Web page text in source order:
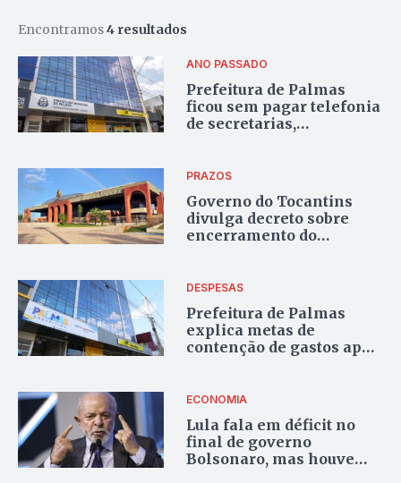
Encontramos4 resultados
ANO PASSADO
Prefeitura de Palmas
ficou sem pagar telefonia
de secretarias,
do prédio da ATCP
PRAZOS
Governo do Tocantins
divulga decreto sobre
encerramento do
DESPESAS
Prefeitura de Palmas
explica metas de
contenção de gastos após
ECONOMIA
Lula fala em déficit no
final de governo
Bolsonaro, mas houve